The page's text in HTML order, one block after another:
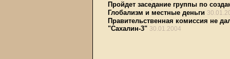
Пройдет заседание группы по
Глобализм и местные деньги
Правительственная комиссия не
"Сахалин-3" 30.01.2004